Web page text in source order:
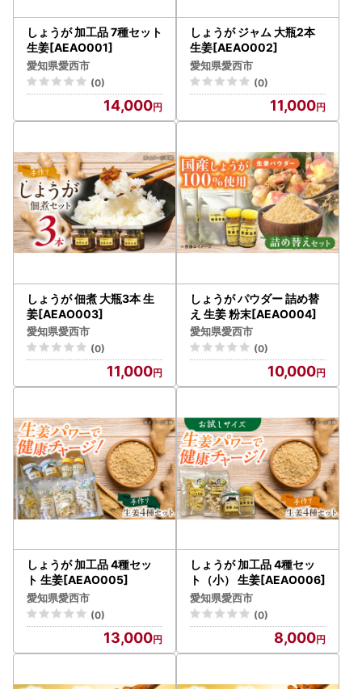
【個人情報の取り扱いについて】
お寄せいただいた個人情報は、寄附金の受付、入金及び返礼
品発送に係る確認・連絡、各種お問い合わせ、寄附の使い道
のお知らせの広報等に利用するものであり、それ以外の目的
で使用するものではありません。返礼品発送に関して、必要
【ふるさと納税の対象となる地方団体の指定について】
愛西市は令和７年９月２６日付総務大臣通知「ふるさと納税
の対象となる地方団体の指定について（通知）」にて、地方
税法（昭和２５年法律第２２６号）第３７条の２第２項及び
第３１４条の７第２項の規定に基づき、ふるさと納税の対象
日までです。
＝＝＝＝＝＝＝＝＝＝＝＝＝＝＝＝＝＝＝＝＝＝＝＝＝＝＝
＝＝＝＝＝＝＝＝＝＝＝＝＝
愛西市ふるさと納税サポート室
Mail：aisai@steamship.co.jp
受付時間：平日9:00〜17:00
※土曜日・日曜日・祝日および年末年始は対応いたしかねま
す。
しょうが 加工品 7種セット
生姜[AEAO001]
愛知県愛西市
(0)
14,000
しょうが ジャム 大瓶2本
生姜[AEAO002]
愛知県愛西市
(0)
11,000
しょうが 佃煮 大瓶3本 生
姜[AEAO003]
愛知県愛西市
(0)
11,000
しょうが パウダー 詰め替
え 生姜 粉末[AEAO004]
愛知県愛西市
(0)
10,000
しょうが 加工品 4種セッ
ト 生姜[AEAO005]
愛知県愛西市
(0)
13,000
しょうが 加工品 4種セッ
ト（小） 生姜[AEAO006]
愛知県愛西市
(0)
8,000